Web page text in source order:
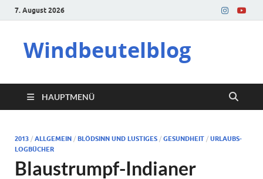
7. August 2026
Windbeutelblog
HAUPTMENÜ
2013 / ALLGEMEIN / BLÖDSINN UND LUSTIGES / GESUNDHEIT / URLAUBS-
LOGBÜCHER
Blaustrumpf-Indianer